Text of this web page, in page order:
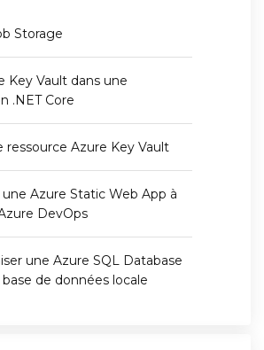
Storage
Key Vault dans une
.NET Core
ressource Azure Key Vault
Azure Static Web App à
DevOps
une Azure SQL Database
de données locale